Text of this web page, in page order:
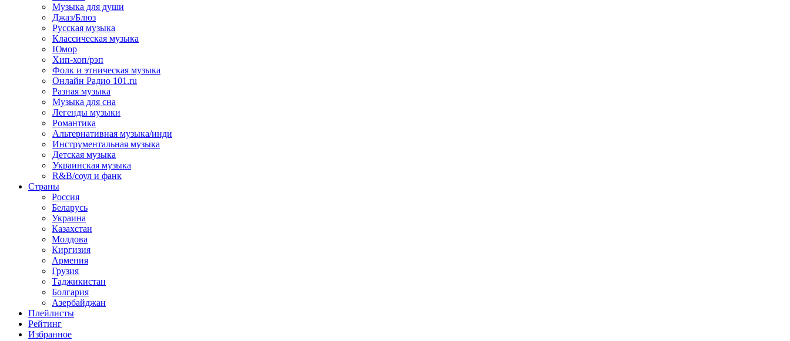
Музыка для души
Джаз/Блюз
Русская музыка
Классическая музыка
Юмор
Хип-хоп/рэп
Фолк и этническая музыка
Онлайн Радио 101.ru
Разная музыка
Музыка для сна
Легенды музыки
Романтика
Альтернативная музыка/инди
Инструментальная музыка
Детская музыка
Украинская музыка
R&B/cоул и фанк
Страны
Россия
Беларусь
Украина
Казахстан
Молдова
Киргизия
Армения
Грузия
Таджикистан
Болгария
Азербайджан
Плейлисты
Рейтинг
Избранное